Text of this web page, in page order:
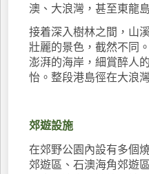
澳、大浪灣，甚至東龍
接着深入樹林之間，山
壯麗的景色，截然不同
澎湃的海岸，細賞醉人
怡。整段港島徑在大浪
郊遊設施
在郊野公園內設有多個
郊遊區、石澳海角郊遊